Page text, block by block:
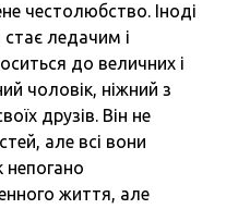
честолюбство. Іноді
стає ледачим і
до величних і
чоловік, ніжний з
друзів. Він не
але всі вони
непогано
життя, але